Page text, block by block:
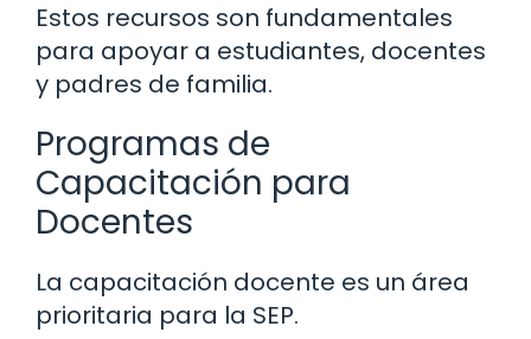
Estos recursos son fundamentales
para apoyar a estudiantes, docentes
y padres de familia.
Programas de
Capacitación para
Docentes
La capacitación docente es un área
prioritaria para la SEP.